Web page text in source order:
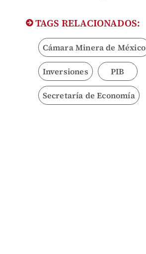
TAGS RELACIONADOS:
Cámara Minera de México
Inversiones PIB
Secretaría de Economía